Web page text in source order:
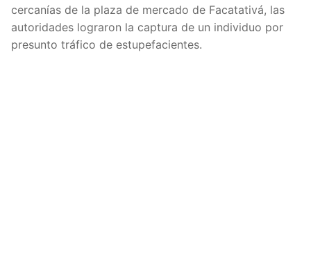
cercanías de la plaza de mercado de Facatativá, las
autoridades lograron la captura de un individuo por
presunto tráfico de estupefacientes.